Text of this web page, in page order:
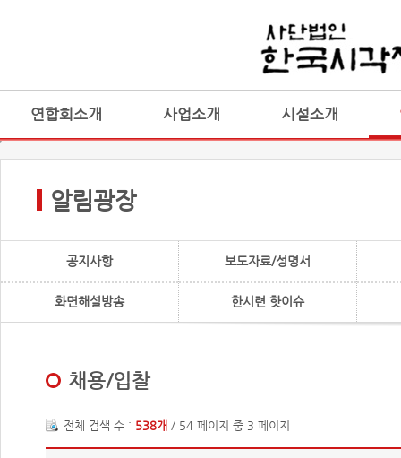
연합회소개 사업소개 시설소개
알림광장
공지사항 보도자료/성명서
화면해설방송 한시련 핫이슈
채용/입찰
전체 검색 수 : 538개 / 54 페이지 중 3 페이지